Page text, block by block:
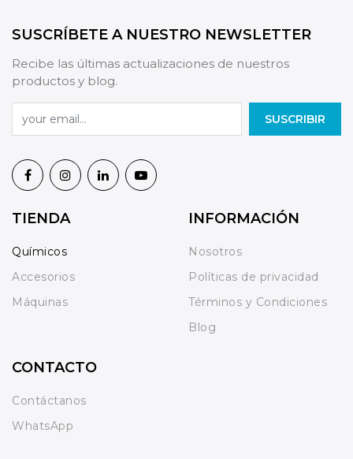
SUSCRÍBETE A NUESTRO NEWSLETTER
Recibe las últimas actualizaciones de nuestros
productos y blog.
SUSCRIBIR
TIENDA
Químicos
Accesorios
Máquinas
INFORMACIÓN
Nosotros
Políticas de privacidad
Términos y Condiciones
Blog
CONTACTO
Contáctanos
WhatsApp